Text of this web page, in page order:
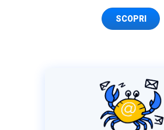
Spedizione SIM GRATISSCOPRI